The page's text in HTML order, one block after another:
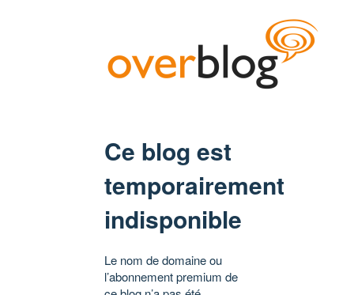
Ce blog est
temporairement
indisponible
Le nom de domaine ou
l’abonnement premium de